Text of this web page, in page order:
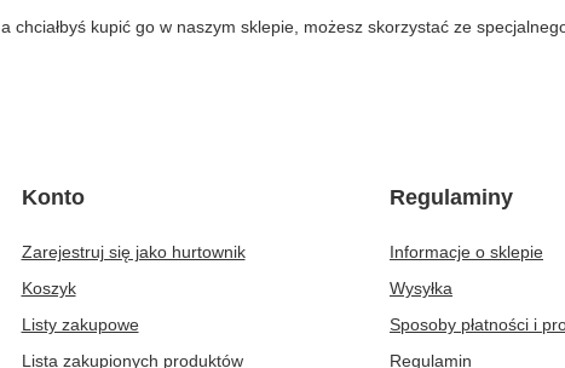
chciałbyś kupić go w naszym sklepie, możesz skorzystać ze
Konto
Zarejestruj się jako hurtownik
Koszyk
Listy zakupowe
Lista zakupionych produktów
Regulaminy
Informacje o sklepie
Wysyłka
Sposoby płatności i
Regulamin